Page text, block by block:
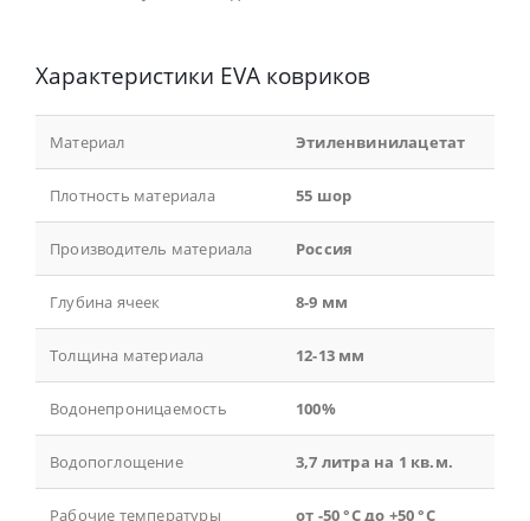
Характеристики EVA ковриков
Материал Этиленвинилацетат
Плотность материала 55 шор
Производитель материала Россия
Глубина ячеек 8-9 мм
Толщина материала 12-13 мм
Водонепроницаемость 100%
Водопоглощение 3,7 литра на 1 кв.м.
Рабочие температуры от -50 °С до +50 °С